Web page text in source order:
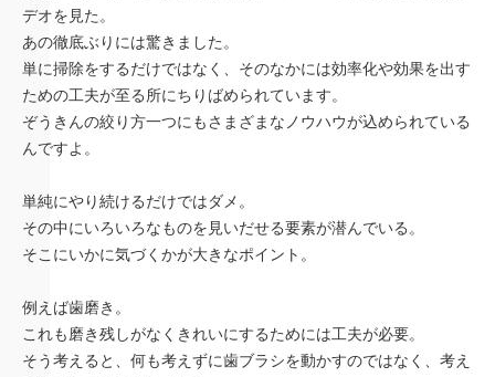
デオを見た。
あの徹底ぶりには驚きました。
単に掃除をするだけではなく、そのなかには効率化や効果を出す
ための工夫が至る所にちりばめられています。
ぞうきんの絞り方一つにもさまざまなノウハウが込められている
んですよ。
単純にやり続けるだけではダメ。
その中にいろいろなものを見いだせる要素が潜んでいる。
そこにいかに気づくかが大きなポイント。
例えば歯磨き。
これも磨き残しがなくきれいにするためには工夫が必要。
そう考えると、何も考えずに歯ブラシを動かすのではなく、考え